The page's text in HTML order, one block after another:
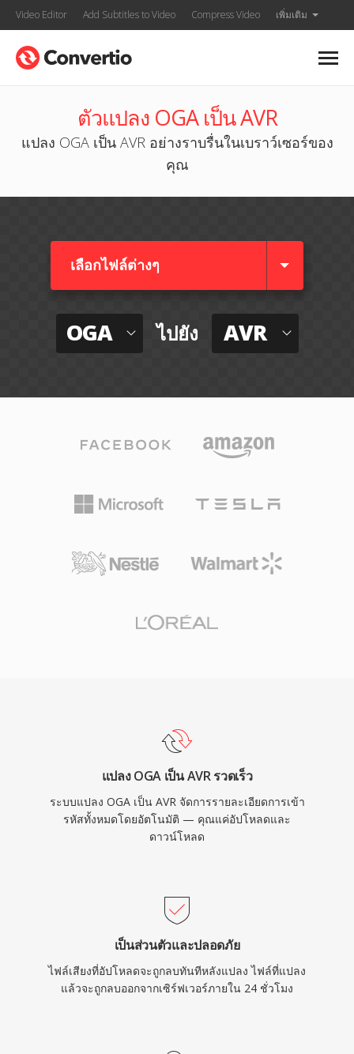
Video Editor Add Subtitles to Video Compress Video เพิ่มเติม
ตัวแปลง OGA เป็น AVR
แปลง OGA เป็น AVR อย่างราบรื่นในเบราว์เซอร์ของ
คุณ
เลือกไฟล์ต่างๆ​
OGA ไปยัง AVR
แปลง OGA เป็น AVR รวดเร็ว
ระบบแปลง OGA เป็น AVR จัดการรายละเอียดการเข้า
รหัสทั้งหมดโดยอัตโนมัติ — คุณแค่อัปโหลดและ
ดาวน์โหลด
เป็นส่วนตัวและปลอดภัย
ไฟล์เสียงที่อัปโหลดจะถูกลบทันทีหลังแปลง ไฟล์ที่แปลง
แล้วจะถูกลบออกจากเซิร์ฟเวอร์ภายใน 24 ชั่วโมง